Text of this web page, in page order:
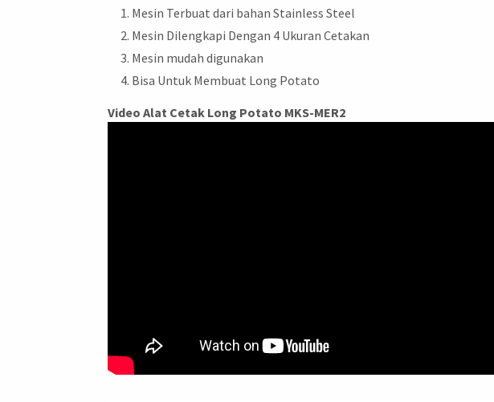
Mesin Terbuat dari bahan Stainless Steel
Mesin Dilengkapi Dengan 4 Ukuran Cetakan
Mesin mudah digunakan
Bisa Untuk Membuat Long Potato
Video Alat Cetak Long Potato MKS-MER2